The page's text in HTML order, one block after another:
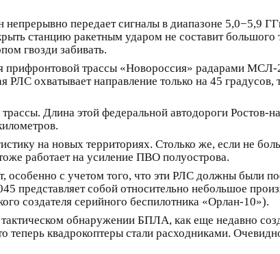
передает сигналы в диапазоне 5,0−5,9
станцию ракетным ударом не составит большого
гвозди забивать.
прифронтовой трассы «Новороссия» радарами МСЛ-
охватывает направление только на 45 градусов,
трассы. Длина этой федеральной автодороги
на новых территориях. Столько же, если не
работает на усиление ПВО полуострова.
особенно с учетом того, что эти РЛС должны были
представляет собой относительно небольшое
создателя серийного беспилотника «Орлан-10»).
обнаружении БПЛА, как еще недавно
квадрокоптеры стали расходниками.